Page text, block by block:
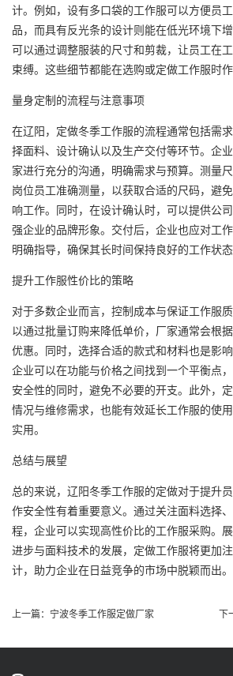
计。例如，设有多口袋的工作服可以方便员
品，而具有反光条的设计则能在低光环境下
可以通过调整服装的尺寸和剪裁，让员工在
束缚。这些细节都能在选购或定做工作服时作
量身定制的流程与注意事项
在辽阳，定做冬季工作服的流程通常包括需
择面料、设计确认以及生产交付等环节。企
家进行充分的沟通，明确需求与预算。测量
岗位员工准确测量，以获取合适的尺码，避
响工作。同时，在设计确认时，可以提供公
强企业的品牌形象。交付后，企业也应对工
明确指导，确保其长时间保持良好的工作状态
提升工作服性价比的策略
对于多数企业而言，控制成本与保证工作服
以通过批量订购来降低单价，厂家通常会根
优惠。同时，选择合适的款式和材料也是影响
企业可以在功能与价格之间找到一个平衡点
安全性的同时，避免不必要的开支。此外，
情况与维修需求，也能有效延长工作服的使
实用。
总结与展望
总的来说，辽阳冬季工作服的定做对于提升
作安全性有着重要意义。通过关注面料选择
程，企业可以实现高性价比的工作服采购。
进步与面料技术的发展，定做工作服将更加
计，助力企业在日益竞争的市场中脱颖而出。
上一篇： 宁波冬季工作服定做厂家 下